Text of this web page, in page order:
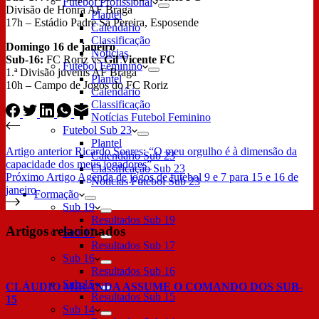
Plantel
Calendário
Classificação
Notícias
Futebol Feminino
Plantel
Calendário
Classificação
Notícias Futebol Feminino
Futebol Sub 23
Plantel
Calendário Sub 23
Classificação Sub 23
Notícias Futebol Sub 23
Formação
Sub 19
Resultados Sub 19
Sub 17
Resultados Sub 17
Sub 16
Resultados Sub 16
Sub 15
Resultados Sub 15
Sub 14
Divisão de Honra AF Braga
17h – Estádio Padre Sá Pereira, Esposende
Domingo 16 de janeiro
Sub-16: FC Roriz vsGil Vicente FC
1.ª Divisão juvenis AF Braga
10h – Campo de Jogos do FC Roriz
Artigo anteriorRicardo Soares: “O meu orgulho é à dimensão da
capacidade dos meus jogadores”
Próximo Artigo Agenda de jogos de futebol 9 e 7 para 15 e 16 de
janeiro
Artigos relacionados
CLÁUDIO MIRANDA ASSUME O COMANDO DOS SUB-
15